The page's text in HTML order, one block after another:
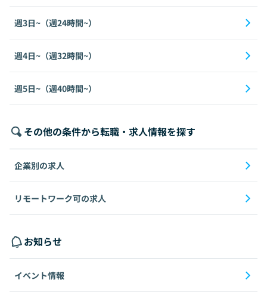
週3日~（週24時間~）
週4日~（週32時間~）
週5日~（週40時間~）
その他の条件から転職・求人情報を探す
企業別の求人
リモートワーク可の求人
お知らせ
イベント情報